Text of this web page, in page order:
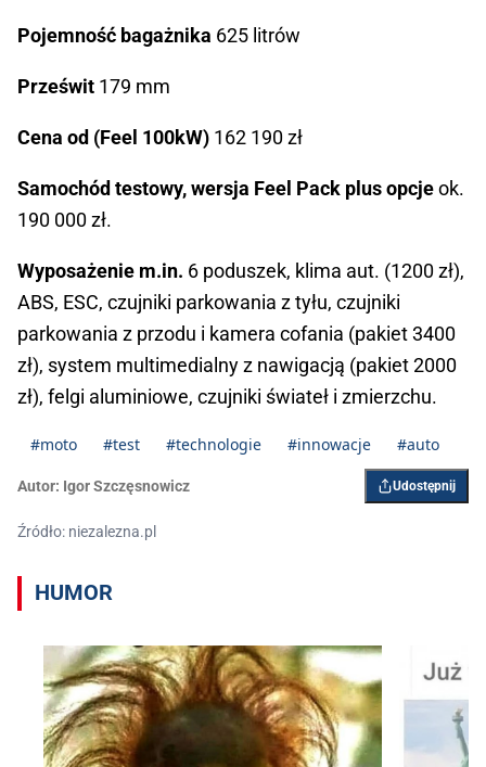
Pojemność bagażnika 625 litrów
Prześwit 179 mm
Cena od (Feel 100kW) 162 190 zł
Samochód testowy, wersja Feel Pack plus opcjeok.
190 000 zł.
Wyposażenie m.in. 6 poduszek, klima aut. (1200 zł),
ABS, ESC, czujniki parkowania z tyłu, czujniki
parkowania z przodu i kamera cofania (pakiet 3400
zł), system multimedialny z nawigacją (pakiet 2000
zł), felgi aluminiowe, czujniki świateł i zmierzchu.
#moto #test #technologie #innowacje #auto
Autor: Igor Szczęsnowicz Udostępnij
Źródło: niezalezna.pl
HUMOR